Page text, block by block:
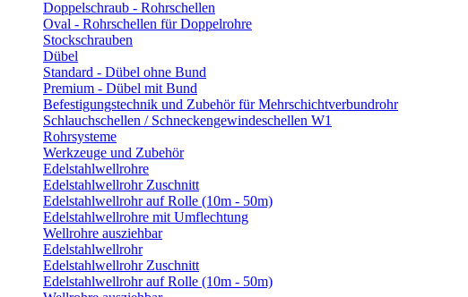
Doppelschraub - Rohrschellen
Oval - Rohrschellen für Doppelrohre
Stockschrauben
Dübel
Standard - Dübel ohne Bund
Premium - Dübel mit Bund
Befestigungstechnik und Zubehör für Mehrschichtverbundrohr
Schlauchschellen / Schneckengewindeschellen W1
Rohrsysteme
Werkzeuge und Zubehör
Edelstahlwellrohre
Edelstahlwellrohr Zuschnitt
Edelstahlwellrohr auf Rolle (10m - 50m)
Edelstahlwellrohre mit Umflechtung
Wellrohre ausziehbar
Edelstahlwellrohr
Edelstahlwellrohr Zuschnitt
Edelstahlwellrohr auf Rolle (10m - 50m)